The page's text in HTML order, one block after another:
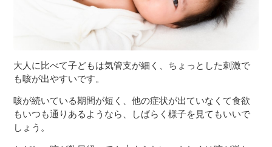
大人に比べて子どもは気管支が細く、ちょっとした刺激で
も咳が出やすいです。
咳が続いている期間が短く、他の症状が出ていなくて食欲
もいつも通りあるようなら、しばらく様子を見てもいいで
しょう。